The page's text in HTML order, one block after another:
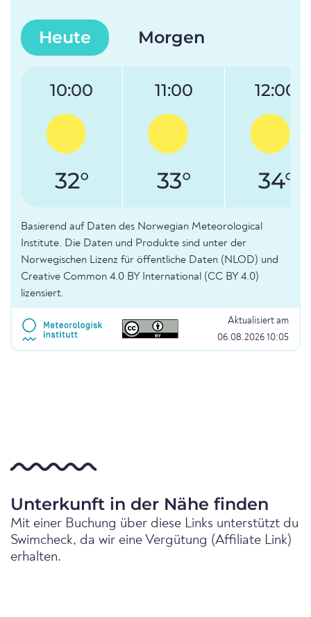
Heute Morgen
10:00
32°
11:00
33°
12:00
34°
Basierend auf Daten des Norwegian Meteorological
Institute. Die Daten und Produkte sind unter der
Norwegischen Lizenz für öffentliche Daten (NLOD) und
Creative Common 4.0 BY International (CC BY 4.0)
lizensiert.
Aktualisiert am
06.08.2026 10:05
Unterkunft in der Nähe finden
Mit einer Buchung über diese Links unterstützt du
Swimcheck, da wir eine Vergütung (Affiliate Link)
erhalten.